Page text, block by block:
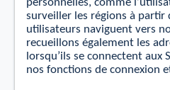
personnelles, comme
surveiller les régions à partir
utilisateurs naviguent vers
recueillons également les
lorsqu’ils se connectent aux
nos fonctions de connexion